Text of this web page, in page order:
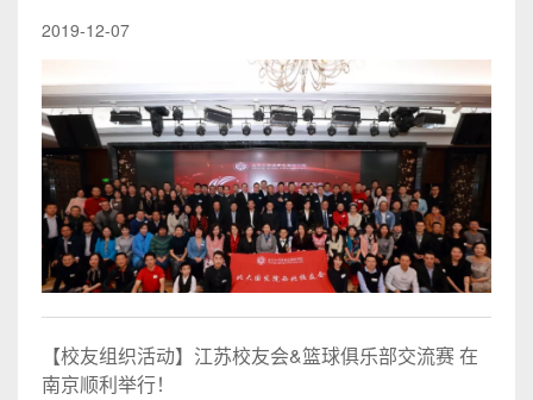
2019-12-07
【校友组织活动】江苏校友会&篮球俱乐部交流赛 在
南京顺利举行！